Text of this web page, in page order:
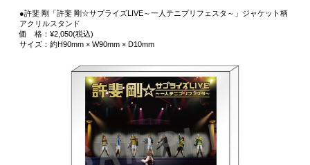
●許斐 剛「許斐 剛☆サプライズLIVE～一人テニプリフェスタ～」ジャケット柄
アクリルスタンド
価 格：¥2,050(税込)
サイズ：約H90mm × W90mm × D10mm